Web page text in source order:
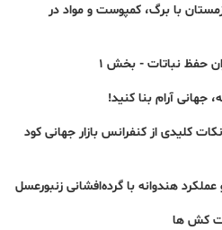
زمستان با برگ، کمپوست و مواد در
حفظ نباتات - بخش ۱
جهانی آرام بنا کنید!
کلیدی از کنفرانس بازار جهانی کود
هندوانه با گرده‌افشانی زنبورعسل
کش ها